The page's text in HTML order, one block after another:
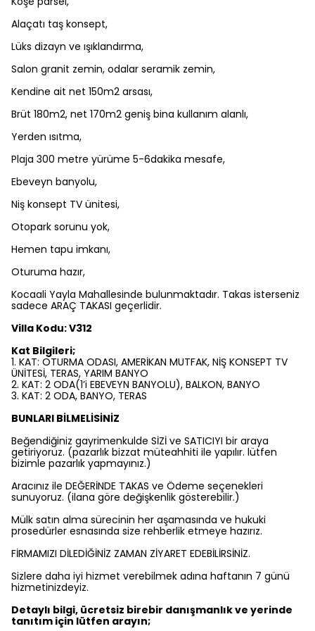
Alaçatı taş konsept,
Lüks dizayn ve ışıklandırma,
Salon granit zemin, odalar seramik zemin,
Kendine ait net 150m2 arsası,
Brüt 180m2, net 170m2 geniş bina kullanım alanlı,
Yerden ısıtma,
Plaja 300 metre yürüme 5-6dakika mesafe,
Ebeveyn banyolu,
Niş konsept TV ünitesi,
Otopark sorunu yok,
Hemen tapu imkanı,
Oturuma hazır,
Kocaali Yayla Mahallesinde bulunmaktadır. Takas isterseniz
sadece ARAÇ TAKASI geçerlidir.
Villa Kodu: V312
Kat Bilgileri;
1. KAT: OTURMA ODASI, AMERİKAN MUTFAK, NİŞ KONSEPT TV
ÜNİTESİ, TERAS, YARIM BANYO
2. KAT: 2 ODA(1’i EBEVEYN BANYOLU), BALKON, BANYO
3. KAT: 2 ODA, BANYO, TERAS
BUNLARI BİLMELİSİNİZ
Beğendiğiniz gayrimenkulde SİZİ ve SATICIYI bir araya
getiriyoruz. (pazarlık bizzat müteahhiti ile yapılır. lütfen
bizimle pazarlık yapmayınız.)
Aracınız ile DEĞERİNDE TAKAS ve Ödeme seçenekleri
sunuyoruz. (ilana göre değişkenlik gösterebilir.)
Mülk satın alma sürecinin her aşamasında ve hukuki
prosedürler esnasında size rehberlik etmeye hazırız.
FİRMAMIZI DİLEDİĞİNİZ ZAMAN ZİYARET EDEBİLİRSİNİZ.
Sizlere daha iyi hizmet verebilmek adına haftanın 7 günü
hizmetinizdeyiz.
Detaylı bilgi, ücretsiz birebir danışmanlık ve yerinde
tanıtım için lütfen arayın;